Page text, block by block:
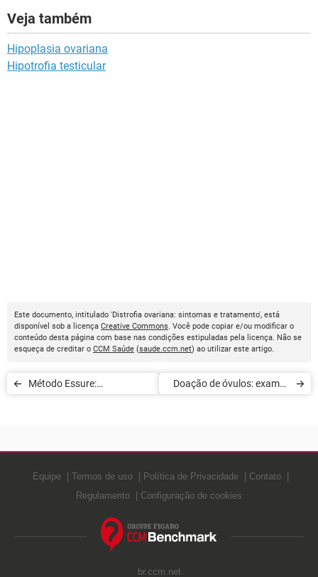
Veja também
Hipoplasia ovariana
Hipotrofia testicular
Este documento, intitulado 'Distrofia ovariana: sintomas e tratamento', está
disponível sob a licença Creative Commons. Você pode copiar e/ou modificar o
conteúdo desta página com base nas condições estipuladas pela licença. Não se
esqueça de creditar o CCM Saúde (saude.ccm.net) ao utilizar este artigo.
Método Essure:
Doação de óvulos: exames
Equipe Termos de uso Política de Privacidade
Contato
Regulamento
Configuração de cookies
br.ccm.net